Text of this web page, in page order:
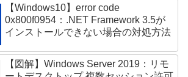
【Windows10】error code
0x800f0954：.NET Framework 3.5が
インストールできない場合の対処方法
【図解】Windows Server 2019：リモ